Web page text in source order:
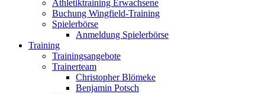
Athletiktraining Erwachsene
Buchung Wingfield-Training
Spielerbörse
Anmeldung Spielerbörse
Training
Trainingsangebote
Trainerteam
Christopher Blömeke
Benjamin Potsch